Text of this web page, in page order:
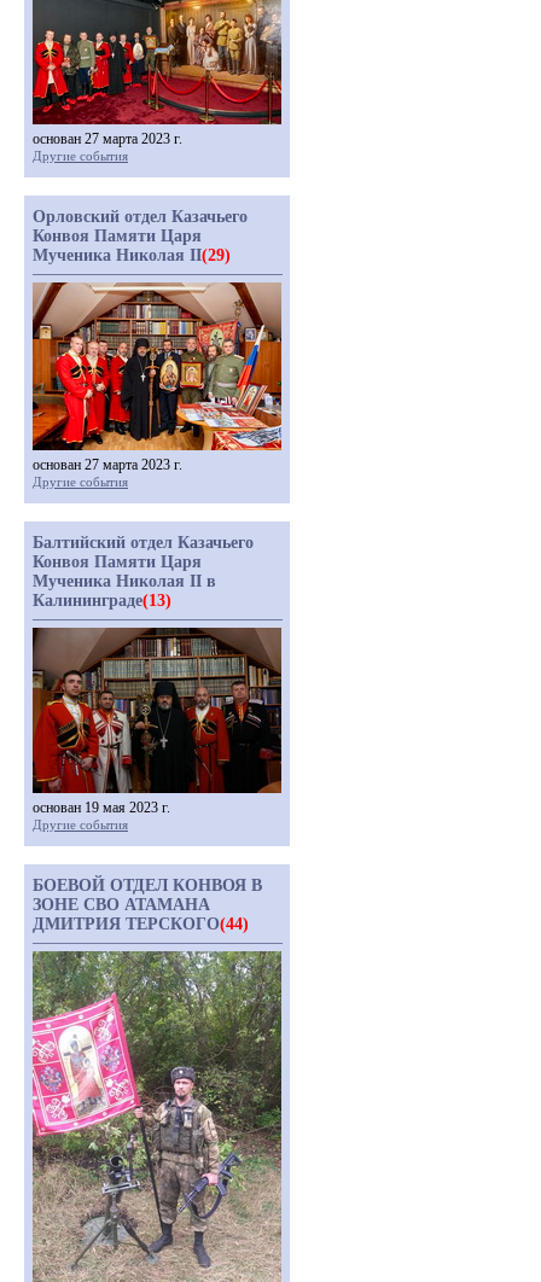
основан 27 марта 2023 г.
Другие события
Орловский отдел Казачьего
Конвоя Памяти Царя
Мученика Николая II(29)
основан 27 марта 2023 г.
Другие события
Балтийский отдел Казачьего
Конвоя Памяти Царя
Мученика Николая II в
Калининграде(13)
основан 19 мая 2023 г.
Другие события
БОЕВОЙ ОТДЕЛ КОНВОЯ В
ЗОНЕ СВО АТАМАНА
ДМИТРИЯ ТЕРСКОГО(44)